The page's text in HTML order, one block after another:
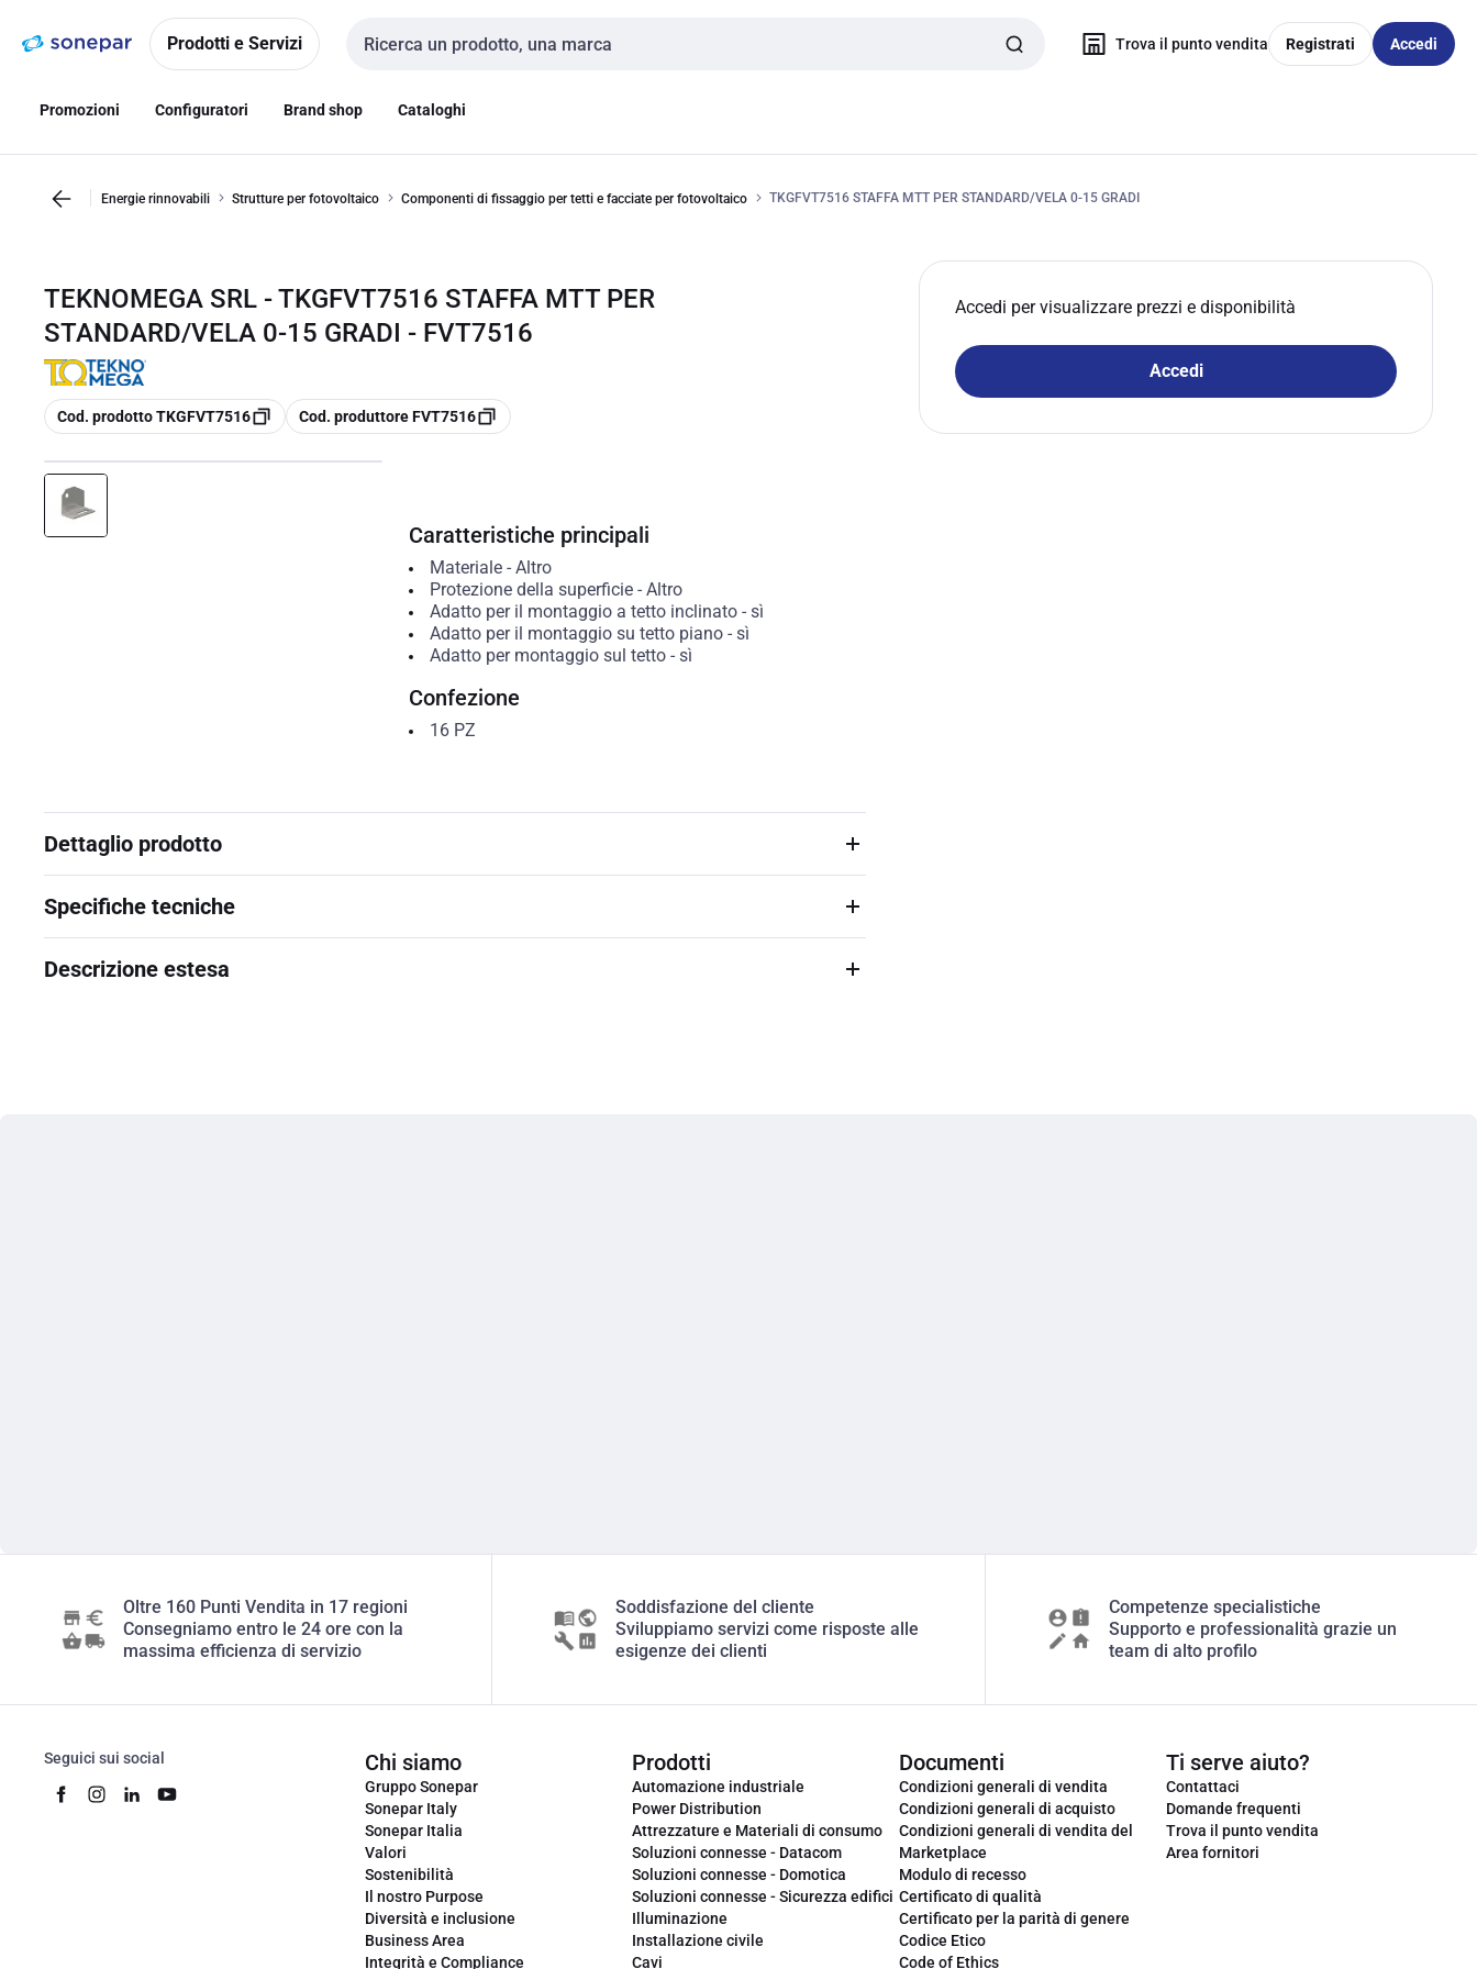
navigazionealla
Prodotti e Servizi
Cerca input
Trova il punto vendita Registrati Accedi
Promozioni Configuratori Brand shop Cataloghi
Energie rinnovabili Strutture per fotovoltaico Componenti di fissaggio per tetti e facciate per fotovoltaico TKGFVT7516 STAFFA MTT PER STANDARD/VELA 0-15 GRADI
TEKNOMEGA SRL - TKGFVT7516 STAFFA MTT PER
STANDARD/VELA 0-15 GRADI - FVT7516
copia
Cod. prodotto TKGFVT7516 copia
Cod. produttore FVT7516
Accedi per visualizzare prezzi e disponibilità
Accedi
Caratteristiche principali
Materiale- Altro
Protezione della superficie- Altro
Adatto per il montaggio a tetto inclinato- sì
Adatto per il montaggio su tetto piano- sì
Adatto per montaggio sul tetto- sì
Confezione
16 PZ
Dettaglio prodotto
Specifiche tecniche
Descrizione estesa
Oltre 160 Punti Vendita in 17 regioni
Consegniamo entro le 24 ore con la
massima efficienza di servizio
Soddisfazione del cliente
Sviluppiamo servizi come risposte alle
esigenze dei clienti
Competenze specialistiche
Supporto e professionalità grazie un
team di alto profilo
Seguici sui social Chi siamo
Gruppo Sonepar
Sonepar Italy
Sonepar Italia
Valori
Sostenibilità
Il nostro Purpose
Diversità e inclusione
Business Area
Integrità e Compliance
Prodotti
Automazione industriale
Power Distribution
Attrezzature e Materiali di consumo
Soluzioni connesse - Datacom
Soluzioni connesse - Domotica
Soluzioni connesse - Sicurezza edifici
Illuminazione
Installazione civile
Cavi
Documenti
Condizioni generali di vendita
Condizioni generali di acquisto
Condizioni generali di vendita del
Marketplace
Modulo di recesso
Certificato di qualità
Certificato per la parità di genere
Codice Etico
Code of Ethics
Ti serve aiuto?
Contattaci
Domande frequenti
Trova il punto vendita
Area fornitori